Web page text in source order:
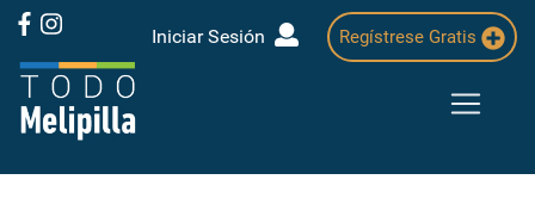
Iniciar Sesión Regístrese Gratis